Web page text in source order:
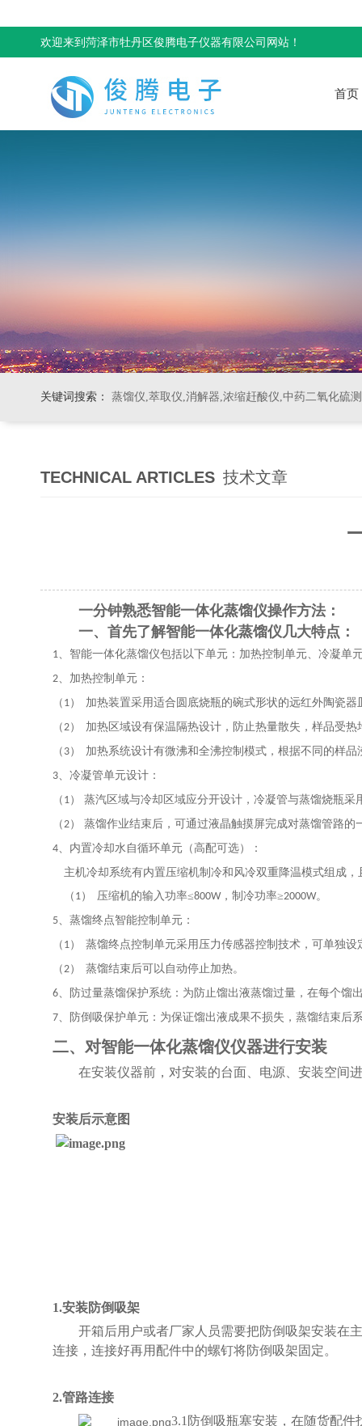
欢迎来到菏泽市牡丹区俊腾电子仪器有限公司网站！
首页
关键词搜索： 蒸馏仪,萃取仪,消解器,浓缩赶酸仪,中药二氧化硫
TECHNICAL ARTICLES 技术文章
一分钟熟悉智能一体化蒸馏仪操作方法：
一、首先了解智能一体化蒸馏仪几大特点：
1、智能一体化蒸馏仪包括以下单元：加热控制单元、冷凝单
2、加热控制单元：
（ 1）
加热装置采用适合圆底烧瓶的碗式形状的远红外陶瓷
（2）
加热区域设有保温隔热设计，防止热量散失，样品受热
（ 3） 加热系统设计有微沸和全沸控制模式，根据不同的样
3、冷凝管单元设计：
（ 1） 蒸汽区域与冷却区域应分开设计 ， 冷凝管与蒸馏烧瓶采
（2） 蒸馏作业结束后，可通过液晶触摸屏完成对蒸馏管路
4、内置冷却水自循环单元 （高配可选）
：
主机冷却系统有内置压缩机制冷和风冷双重降温模式组成
（ 1） 压缩机的输入功率≤800W，制冷功率≥2000W。
5、蒸馏终点智能控制单元：
（ 1）
蒸馏终点控制单元采用压力传感器控制技术，可单独设
（2） 蒸馏结束后可以自动停止加热。
6、防过量蒸馏保护系统：为防止馏出液蒸馏过量，在每个馏
7、防倒吸保护单元：为保证馏出液成果不损失，蒸馏结束后
二、对智能一体化蒸馏仪仪器进行安装
在安装仪器前，对安装的台面、电源、安装空间
安装后示意图
1.安装防倒吸架
开箱后用户或者厂家人员需要把防倒吸架安装在
连接， 连接好再用配件中的螺钉将防倒吸架固定。
2.管路连接
3.1防倒吸瓶塞安装，在随货配